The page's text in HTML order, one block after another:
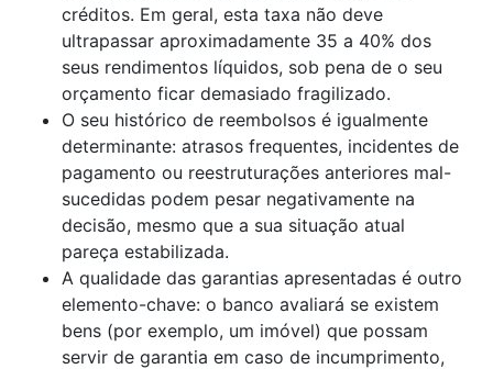
créditos. Em geral, esta taxa não deve
ultrapassar aproximadamente 35 a 40% dos
seus rendimentos líquidos, sob pena de o seu
orçamento ficar demasiado fragilizado.
O seu histórico de reembolsos é igualmente
determinante: atrasos frequentes, incidentes de
pagamento ou reestruturações anteriores mal-
sucedidas podem pesar negativamente na
decisão, mesmo que a sua situação atual
pareça estabilizada.
A qualidade das garantias apresentadas é outro
elemento-chave: o banco avaliará se existem
bens (por exemplo, um imóvel) que possam
servir de garantia em caso de incumprimento,